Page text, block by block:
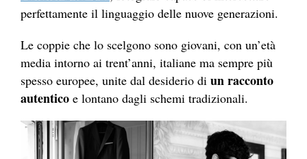
perfettamente il linguaggio delle nuove generazioni.
Le coppie che lo scelgono sono giovani, con un’età
media intorno ai trent’anni, italiane ma sempre più
spesso europee, unite dal desiderio di un racconto
autentico e lontano dagli schemi tradizionali.